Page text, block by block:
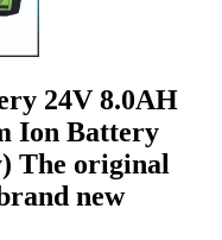
24V 8.0AH
Ion Battery
The original
new